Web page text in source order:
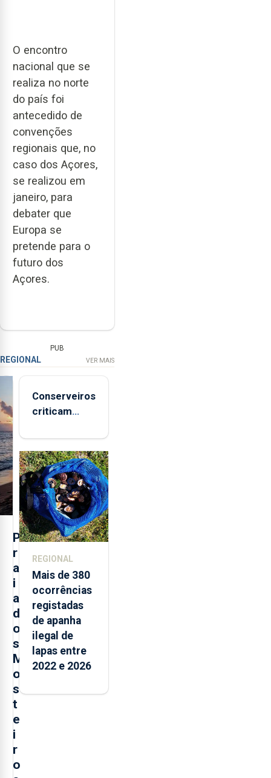
O encontro
nacional que se
realiza no norte
do país foi
antecedido de
convenções
regionais que, no
caso dos Açores,
se realizou em
janeiro, para
debater que
Europa se
pretende para o
futuro dos
Açores.
PUB
REGIONAL VER MAIS
P
r
a
i
a
d
o
s
M
o
s
t
e
i
r
o
Conserveiros
criticam
brancas com
selo Marca
Açores
REGIONAL
Mais de 380
ocorrências
registadas
de apanha
ilegal de
lapas entre
2022 e 2026